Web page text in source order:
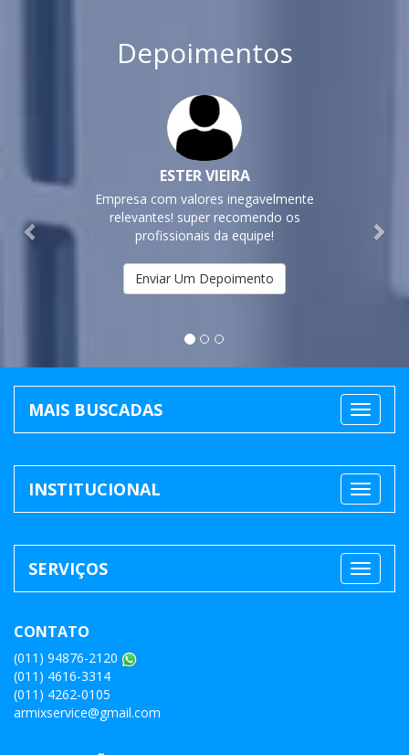
Depoimentos
ESTER VIEIRA
Empresa com valores inegavelmente
relevantes! super recomendo os
profissionais da equipe!
Enviar Um Depoimento
MAIS BUSCADAS
INSTITUCIONAL
SERVIÇOS
CONTATO
(011) 94876-2120
(011) 4616-3314
(011) 4262-0105
armixservice@gmail.com